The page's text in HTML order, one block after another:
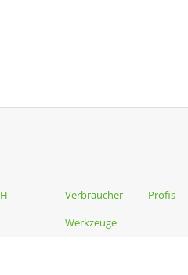
Verbraucher Profis
Werkzeuge